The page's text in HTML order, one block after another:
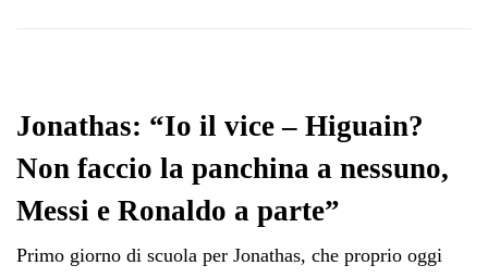
Jonathas: “Io il vice – Higuain?
Non faccio la panchina a nessuno,
Messi e Ronaldo a parte”
Primo giorno di scuola per Jonathas, che proprio oggi